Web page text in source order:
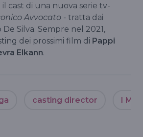
il cast di una nuova serie tv-
Avvocato - tratta dai
Silva. Sempre nel 2021,
dei prossimi film di Pappi
Elkann.
casting director I